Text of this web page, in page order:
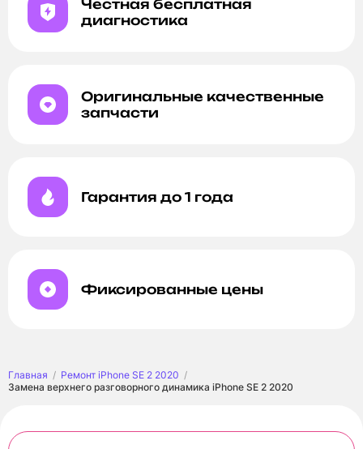
Честная бесплатная
диагностика
Оригинальные качественные
запчасти
Гарантия до 1 года
Фиксированные цены
Главная
Ремонт iPhone SE 2 2020
Замена верхнего разговорного динамика iPhone SE 2 2020